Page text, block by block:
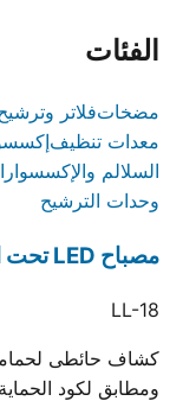
الفئات
مضخاتفلاتر
معدات تنظيف
السلالم
وحدات الترشيح
مصباح LED تحت الماء 18 وات
LL-18